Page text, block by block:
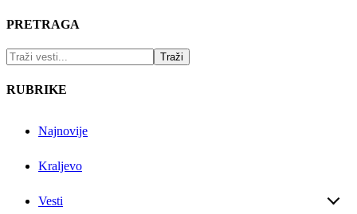
PRETRAGA
RUBRIKE
Najnovije
Kraljevo
Vesti